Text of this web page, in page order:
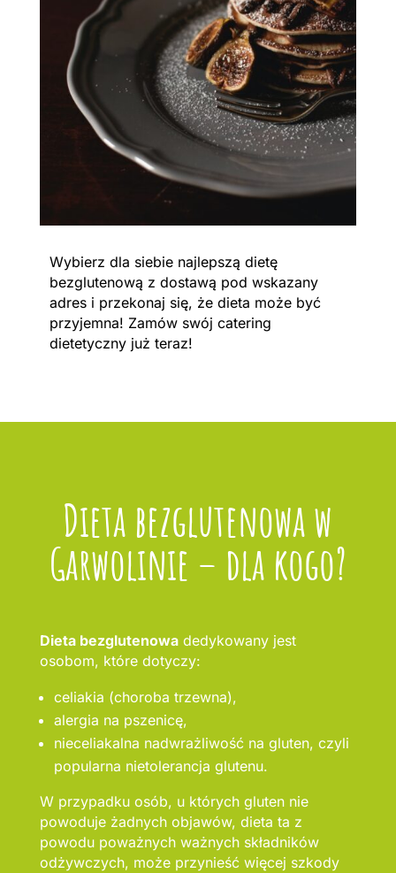
Wybierz dla siebie najlepszą dietę
bezglutenową z dostawą pod wskazany
adres i przekonaj się, że dieta może być
przyjemna! Zamów swój catering
dietetyczny już teraz!
Dieta bezglutenowa w
Garwolinie – dla kogo?
Dieta bezglutenowadedykowany jest
osobom, które dotyczy:
celiakia (choroba trzewna),
alergia na pszenicę,
nieceliakalna nadwrażliwość na gluten, czyli
popularna nietolerancja glutenu.
W przypadku osób, u których gluten nie
powoduje żadnych objawów, dieta ta z
powodu poważnych ważnych składników
odżywczych, może przynieść więcej szkody